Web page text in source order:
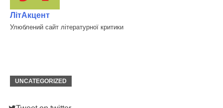
ЛітАкцент
Улюблений сайт літературної критики
UNCATEGORIZED